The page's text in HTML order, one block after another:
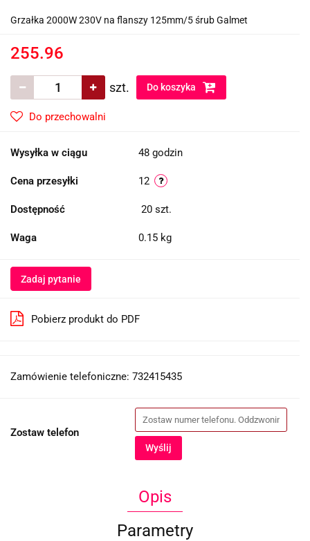
Grzałka 2000W 230V na flanszy 125mm/5 śrub Galmet
255.96
szt. Do koszyka
Do przechowalni
Wysyłka w ciągu 48 godzin
Cena przesyłki 12
Dostępność 20 szt.
Waga 0.15 kg
Zadaj pytanie
Pobierz produkt do PDF
Zamówienie telefoniczne: 732415435
Zostaw telefon
Wyślij
Opis
Parametry